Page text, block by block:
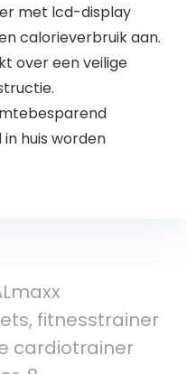
met lcd-display
calorieverbruik aan.
over een veilige
huis worden
fitnesstrainer
cardiotrainer